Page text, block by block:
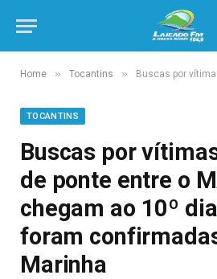
Home » Tocantins » Buscas por vítimas de queda de ponte entre o
TOCANTINS
Buscas por
de ponte entre o
chegam ao 10º
foram
Marinha